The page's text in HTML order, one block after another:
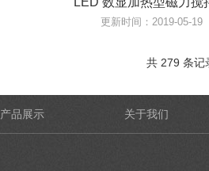
更新时间：2019-05-19
共 279 条
产品展示 关于我们